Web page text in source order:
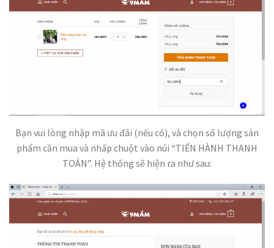
Bạn vui lòng nhập mã ưu đãi (nếu có), và chọn số lượng sản
phẩm cần mua và nhấp chuột vào núi “TIẾN HÀNH THANH
TOÁN”. Hệ thống sẽ hiện ra như sau: